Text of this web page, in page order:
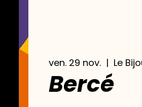
ven. 29 nov.
  |
Le
Bercé